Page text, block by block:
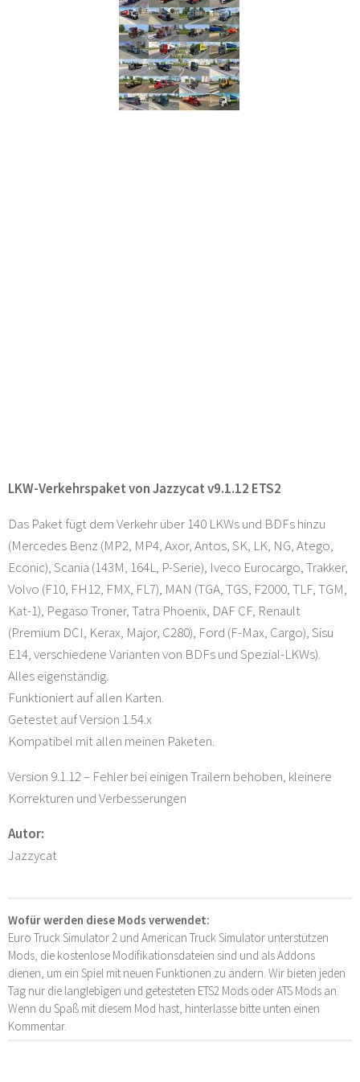
LKW-Verkehrspaket von Jazzycat v9.1.12 ETS2
Das Paket fügt dem Verkehr über 140 LKWs und BDFs hinzu
(Mercedes Benz (MP2, MP4, Axor, Antos, SK, LK, NG, Atego,
Econic), Scania (143M, 164L, P-Serie), Iveco Eurocargo, Trakker,
Volvo (F10, FH12, FMX, FL7), MAN (TGA, TGS, F2000, TLF, TGM,
Kat-1), Pegaso Troner, Tatra Phoenix, DAF CF, Renault
(Premium DCI, Kerax, Major, C280), Ford (F-Max, Cargo), Sisu
E14, verschiedene Varianten von BDFs und Spezial-LKWs).
Alles eigenständig.
Funktioniert auf allen Karten.
Getestet auf Version 1.54.x
Kompatibel mit allen meinen Paketen.
Version 9.1.12 – Fehler bei einigen Trailern behoben, kleinere
Korrekturen und Verbesserungen
Autor:
Jazzycat
Wofür werden diese Mods verwendet:
Euro Truck Simulator 2 und American Truck Simulator unterstützen
Mods, die kostenlose Modifikationsdateien sind und als Addons
dienen, um ein Spiel mit neuen Funktionen zu ändern. Wir bieten jeden
Tag nur die langlebigen und getesteten ETS2 Mods oder ATS Mods an.
Wenn du Spaß mit diesem Mod hast, hinterlasse bitte unten einen
Kommentar.